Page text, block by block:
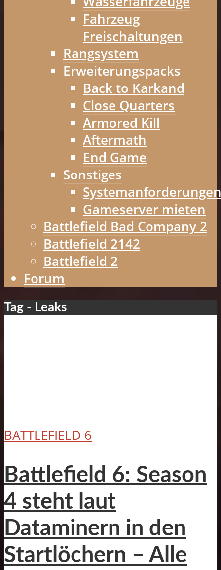
Fahrzeug
Freischaltungen
Rangsystem
Erweiterungspacks
Back to Karkand
Close Quarters
Armored Kill
Aftermath
End Game
Sonstiges
Systemanforderungen
Gameserver mieten
Battlefield Bad Company 2
Battlefield 2142
Battlefield 2
Forum
Tag - Leaks
BATTLEFIELD 6
Battlefield 6: Season
4 steht laut
Dataminern in den
Startlöchern – Alle